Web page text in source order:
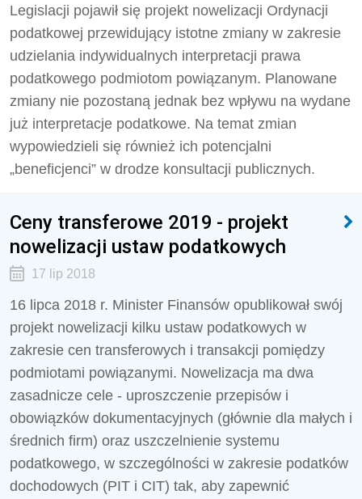
Legislacji pojawił się projekt nowelizacji Ordynacji
podatkowej przewidujący istotne zmiany w zakresie
udzielania indywidualnych interpretacji prawa
podatkowego podmiotom powiązanym. Planowane
zmiany nie pozostaną jednak bez wpływu na wydane
już interpretacje podatkowe. Na temat zmian
wypowiedzieli się również ich potencjalni
„beneficjenci” w drodze konsultacji publicznych.
Ceny transferowe 2019 - projekt
nowelizacji ustaw podatkowych
17 lip 2018
16 lipca 2018 r. Minister Finansów opublikował swój
projekt nowelizacji kilku ustaw podatkowych w
zakresie cen transferowych i transakcji pomiędzy
podmiotami powiązanymi. Nowelizacja ma dwa
zasadnicze cele - uproszczenie przepisów i
obowiązków dokumentacyjnych (głównie dla małych i
średnich firm) oraz uszczelnienie systemu
podatkowego, w szczególności w zakresie podatków
dochodowych (PIT i CIT) tak, aby zapewnić